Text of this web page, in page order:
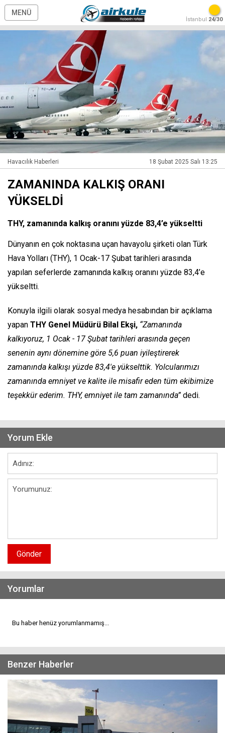
MENÜ
İstanbul 24/30
Havacılık Haberleri 18 Şubat 2025 Salı 13:25
ZAMANINDA KALKIŞ ORANI
YÜKSELDİ
THY, zamanında kalkış oranını yüzde 83,4’e yükseltti
Dünyanın en çok noktasına uçan havayolu şirketi olan Türk
Hava Yolları (THY), 1 Ocak-17 Şubat tarihleri arasında
yapılan seferlerde zamanında kalkış oranını yüzde 83,4’e
yükseltti.
Konuyla ilgili olarak sosyal medya hesabından bir açıklama
yapan THY Genel Müdürü Bilal Ekşi, “Zamanında
kalkıyoruz, 1 Ocak - 17 Şubat tarihleri arasında geçen
senenin aynı dönemine göre 5,6 puan iyileştirerek
zamanında kalkışı yüzde 83,4'e yükselttik. Yolcularımızı
zamanında emniyet ve kalite ile misafir eden tüm ekibimize
teşekkür ederim. THY, emniyet ile tam zamanında”dedi.
Yorum Ekle
Gönder
Yorumlar
Bu haber henüz yorumlanmamış...
Benzer Haberler